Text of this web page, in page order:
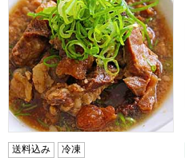
送料込み 冷凍